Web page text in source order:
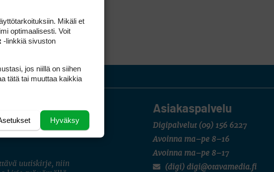
Asiakaspalvelu
Digipalvelut (09) 156 6227
Avoinna ma–pe 8–16
Avoinna ma–pe 8–17
(digi) digi@otavamedia.fi
uutiskirje, niin
Mikäli et
optimaalisesti. Voit
-linkkiä sivuston
jos niillä on siihen
tätä tai muuttaa kaikkia
Hyväksy